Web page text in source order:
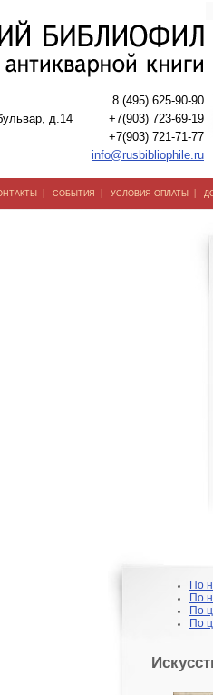
д.14
8 (495) 625-90-90
+7(903) 723-69-19
+7(903) 721-71-77
info@rusbibliophile.ru
| СОБЫТИЯ | УСЛОВИЯ ОПЛАТЫ |
По
По
По
По